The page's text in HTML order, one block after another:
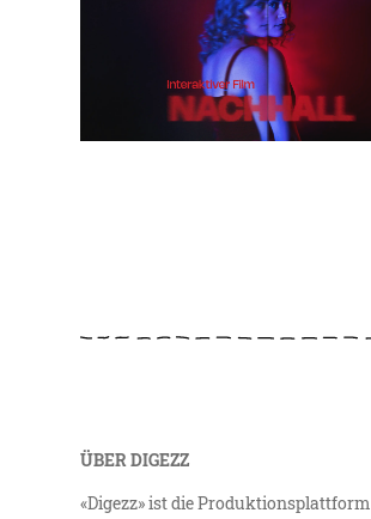
ÜBER DIGEZZ
«Digezz» ist die Produktionsplattform